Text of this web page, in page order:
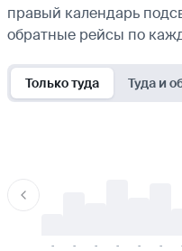
правый календарь
обратные рейсы по
Только туда Туда и
- - - - - -